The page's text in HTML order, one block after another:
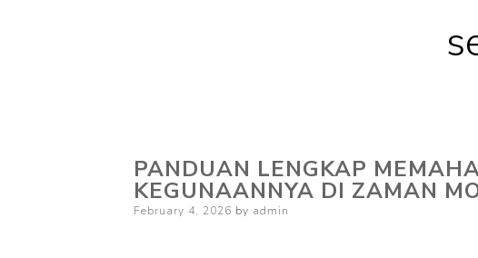
PANDUAN LENGKAP
KEGUNAANNYA DI ZAMAN
Posted
February 4, 2026 by admin